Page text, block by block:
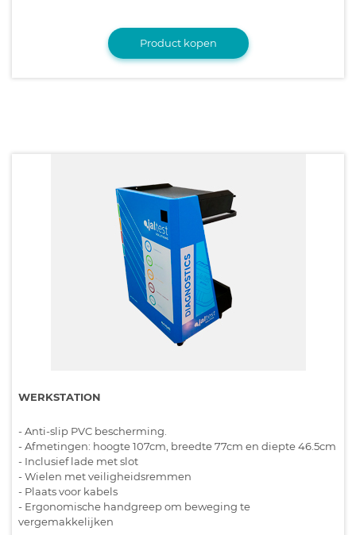
Product kopen
WERKSTATION
- Anti-slip PVC bescherming.
- Afmetingen: hoogte 107cm, breedte 77cm en diepte 46.5cm
- Inclusief lade met slot
- Wielen met veiligheidsremmen
- Plaats voor kabels
- Ergonomische handgreep om beweging te
vergemakkelijken